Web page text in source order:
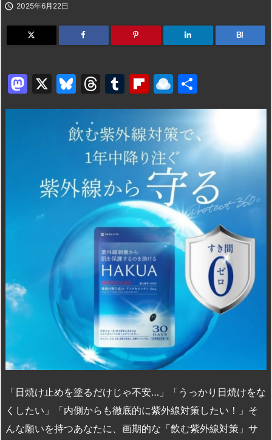
 2025年6月22日
B!
M
a
X
Bl
u
e
s
k
y
T
hr
e
a
d
s
T
u
m
bl
r
Fl
ip
b
o
ar
d
R
ai
n
dr
o
p.
io
有
「日焼け止めを塗るだけじゃ不安…」「うっかり日焼けをな
くしたい」「内側からも徹底的に紫外線対策したい！」そ
んな願いを持つあなたに、画期的な「飲む紫外線対策」サ